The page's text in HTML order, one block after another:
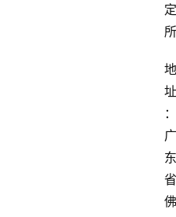
定
所
地
址
：
广
东
省
佛